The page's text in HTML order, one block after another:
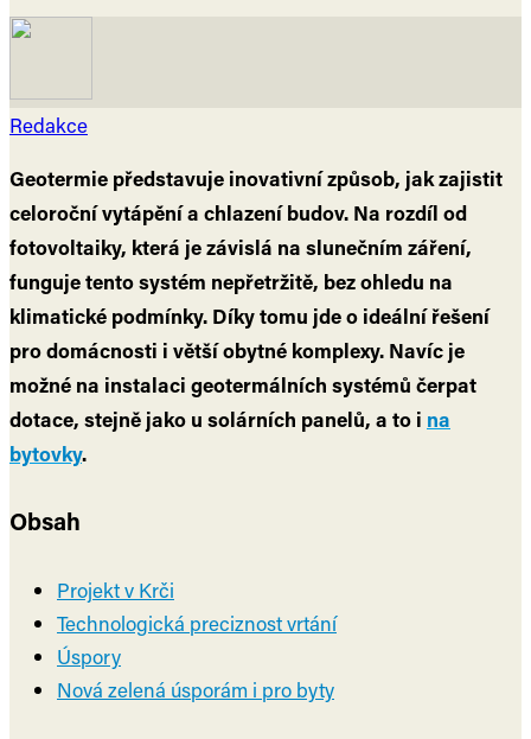
Redakce
Geotermie představuje inovativní způsob, jak zajistit
celoroční vytápění a chlazení budov. Na rozdíl od
fotovoltaiky, která je závislá na slunečním záření,
funguje tento systém nepřetržitě, bez ohledu na
klimatické podmínky. Díky tomu jde o ideální řešení
pro domácnosti i větší obytné komplexy. Navíc je
možné na instalaci geotermálních systémů čerpat
dotace, stejně jako u solárních panelů, a to i na
bytovky.
Obsah
Projekt v Krči
Technologická preciznost vrtání
Úspory
Nová zelená úsporám i pro byty